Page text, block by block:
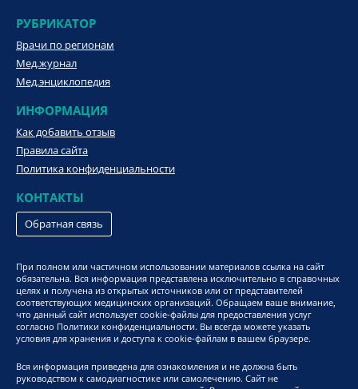
РУБРИКАТОР
Врачи по регионам
Мед.журнал
Мед.энциклопедия
ИНФОРМАЦИЯ
Как добавить отзыв
Правила сайта
Политика конфиденциальности
КОНТАКТЫ
Обратная связь
При полном или частичном использовании материалов ссылка на сайт
обязательна. Вся информация представлена исключительно в справочных
целях и получена из открытых источников или от представителей
соответствующих медицинских организаций. Обращаем ваше внимание,
что данный сайт использует cookie-файлы для предоставления услуг
согласно Политики конфиденциальности. Вы всегда можете указать
условия для хранения и доступа к cookie-файлам в вашем браузере.
Вся информация приведена для ознакомления и не должна быть
руководством к самодиагностике или самолечению. Сайт не